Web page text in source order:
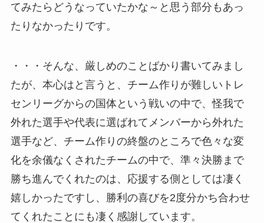
てみたらどうなっていたかな～と思う部分もあっ
たりなかったりです。
・・・そんな、厳しめのことばかり書いてみまし
たが、本心はと言うと、チーム作りが難しいトレ
センリーグからの国体という戦いの中で、怪我で
外れた選手や代表に選ばれてメンバーから外れた
選手など、チーム作りの終盤のところで色々な変
化を余儀なくされたチームの中で、準々決勝まで
勝ち進んでくれたのは、応援する側としては凄く
嬉しかったですし、勝利の喜びを2度分かち合わせ
てくれたことにも凄く感謝しています。